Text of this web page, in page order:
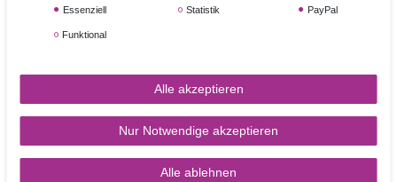
50 Drähte pro Packung
50 Drähte pro Packung
3,20 €
Essenziell Statistik PayPal
Funktional
Alle akzeptieren
Nur Notwendige akzeptieren
Alle ablehnen